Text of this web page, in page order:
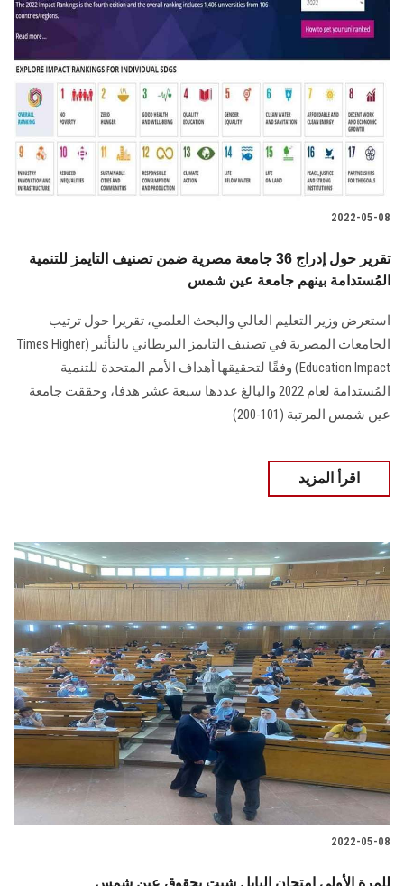
2022-05-08
تقرير حول إدراج 36 جامعة مصرية ضمن تصنيف التايمز للتنمية
المُستدامة بينهم جامعة عين شمس
استعرض وزير التعليم العالي والبحث العلمي، تقريرا حول ترتيب
الجامعات المصرية في تصنيف التايمز البريطاني بالتأثير (Times Higher
Education Impact) وفقًا لتحقيقها أهداف الأمم المتحدة للتنمية
المُستدامة لعام 2022 والبالغ عددها سبعة عشر هدفا، وحققت جامعة
عين شمس المرتبة (101-200)
اقرأ المزيد
2022-05-08